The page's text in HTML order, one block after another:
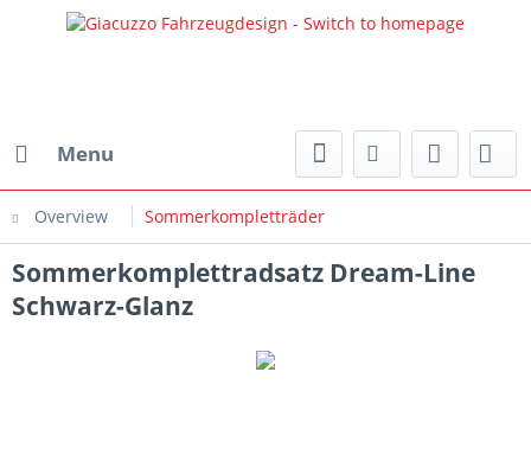
Menu
Overview Sommerkompletträder
Sommerkomplettradsatz Dream-Line
Schwarz-Glanz